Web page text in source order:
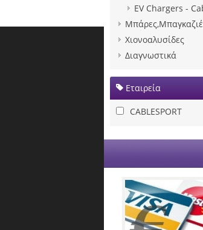
EV Chargers -
Χιονοαλυσίδες
Διαγνωστικά
Εταιρεία
CABLESPORT